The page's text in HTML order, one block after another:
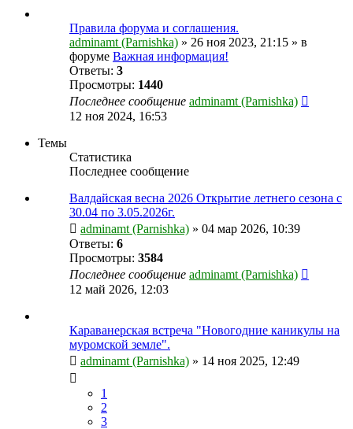
Правила форума и соглашения.
adminamt (Parnishka) » 26 ноя 2023, 21:15 » в
форуме Важная информация!
Ответы: 3
Просмотры: 1440
Последнее сообщение adminamt (Parnishka)
12 ноя 2024, 16:53
Темы
Статистика
Последнее сообщение
Валдайская весна 2026 Открытие летнего сезона с
30.04 по 3.05.2026г.
adminamt (Parnishka) » 04 мар 2026, 10:39
Ответы: 6
Просмотры: 3584
Последнее сообщение adminamt (Parnishka)
12 май 2026, 12:03
Караванерская встреча "Новогодние каникулы на
муромской земле".
adminamt (Parnishka) » 14 ноя 2025, 12:49
1
2
3